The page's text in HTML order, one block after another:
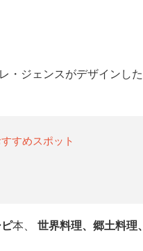
・ジェンスがデザインした
すめスポット
本、 世界料理、郷土料理、